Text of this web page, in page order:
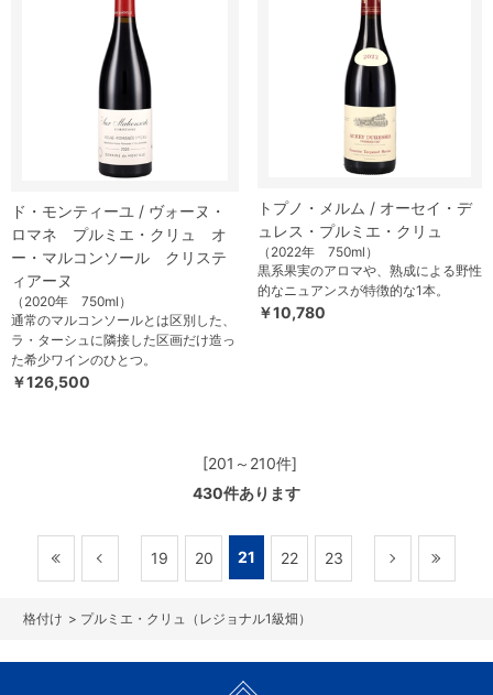
ド・モンティーユ / ヴォーヌ・
ロマネ プルミエ・クリュ オ
ー・マルコンソール クリステ
ィアーヌ
（2020年 750ml）
通常のマルコンソールとは区別した、
ラ・ターシュに隣接した区画だけ造っ
た希少ワインのひとつ。
￥126,500
トプノ・メルム / オーセイ・デ
ュレス・プルミエ・クリュ
（2022年 750ml）
黒系果実のアロマや、熟成による野性
的なニュアンスが特徴的な1本。
￥10,780
[201～210件]
430件あります
19 20 21 22 23
> プルミエ・クリュ（レジョナル1級畑）